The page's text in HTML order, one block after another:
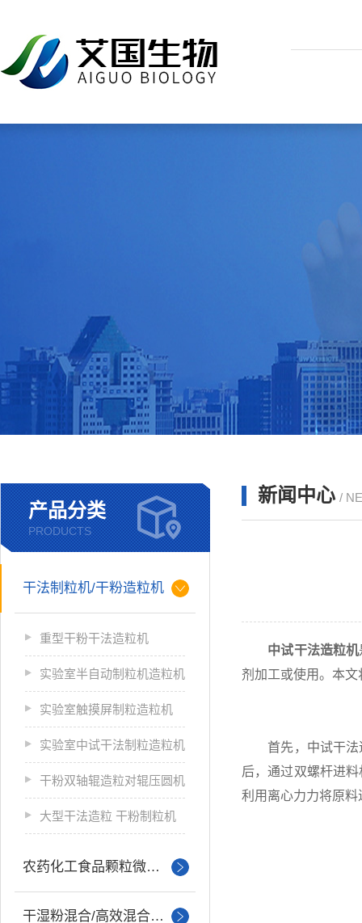
产品分类
PRODUCTS
干法制粒机/干粉造粒机
重型干粉干法造粒机
实验室半自动制粒机造粒机
实验室触摸屏制粒造粒机
实验室中试干法制粒造粒机
干粉双轴辊造粒对辊压圆机
大型干法造粒 干粉制粒机
农药化工食品颗粒微丸制粒
干湿粉混合/高效混合设备
新闻中心 /
中试干法造粒机
剂加工或使用。本
首先，中试干法造
后，通过双螺杆进
利用离心力力将原